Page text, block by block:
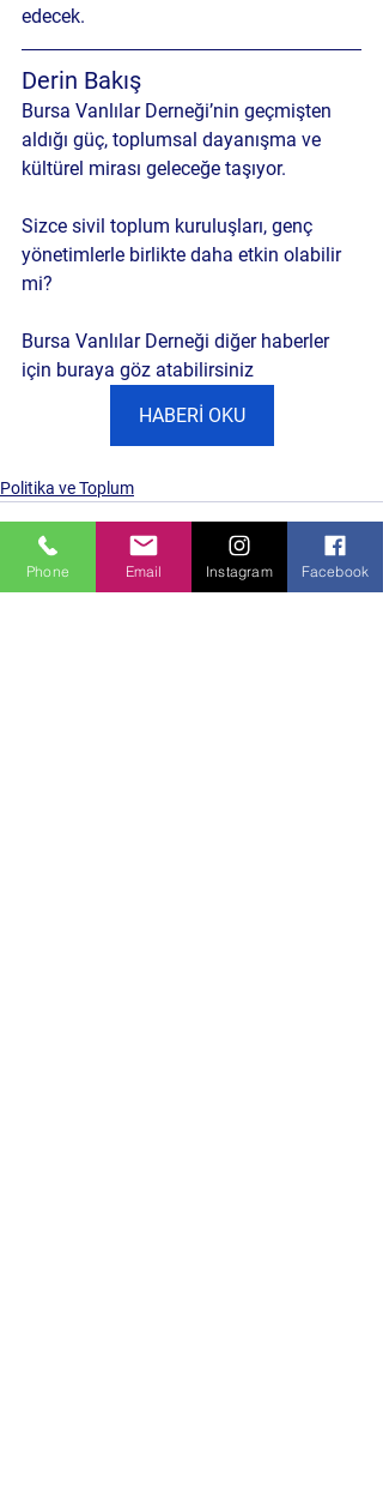
edecek.
Derin Bakış
Bursa Vanlılar Derneği’nin geçmişten
aldığı güç, toplumsal dayanışma ve
kültürel mirası geleceğe taşıyor.
Sizce sivil toplum kuruluşları, genç
yönetimlerle birlikte daha etkin olabilir
mi?
Bursa Vanlılar Derneği diğer haberler
için buraya göz atabilirsiniz
HABERİ OKU
Politika ve Toplum
Phone Email Instagram Facebook